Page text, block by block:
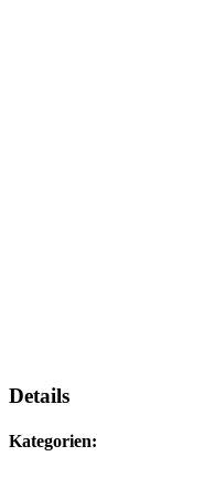
Details
Kategorien: